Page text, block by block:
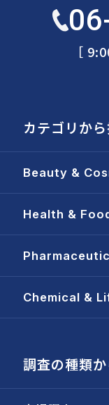
［
カテゴリか
Beauty &
Health &
Chemical &
調査の種類